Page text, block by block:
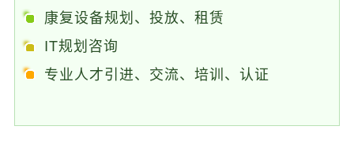
康复设备规划、投放、租赁
IT规划咨询
专业人才引进、交流、培训、认证